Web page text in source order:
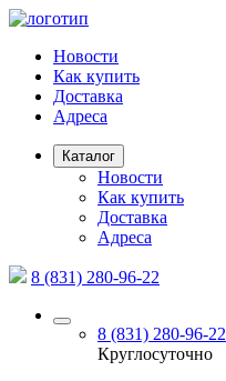
Новости
Как купить
Доставка
Адреса
Каталог
Новости
Как купить
Доставка
Адреса
8 (831) 280-96-22
8 (831) 280-96-22
Круглосуточно